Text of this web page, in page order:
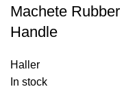
Machete Rubber
Handle
Haller
In stock